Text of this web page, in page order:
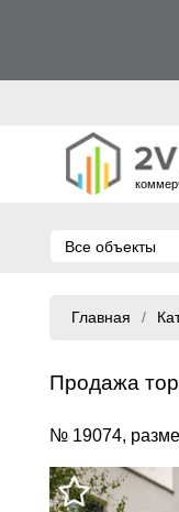
Все объекты
Главная
Продажа
№ 19074,